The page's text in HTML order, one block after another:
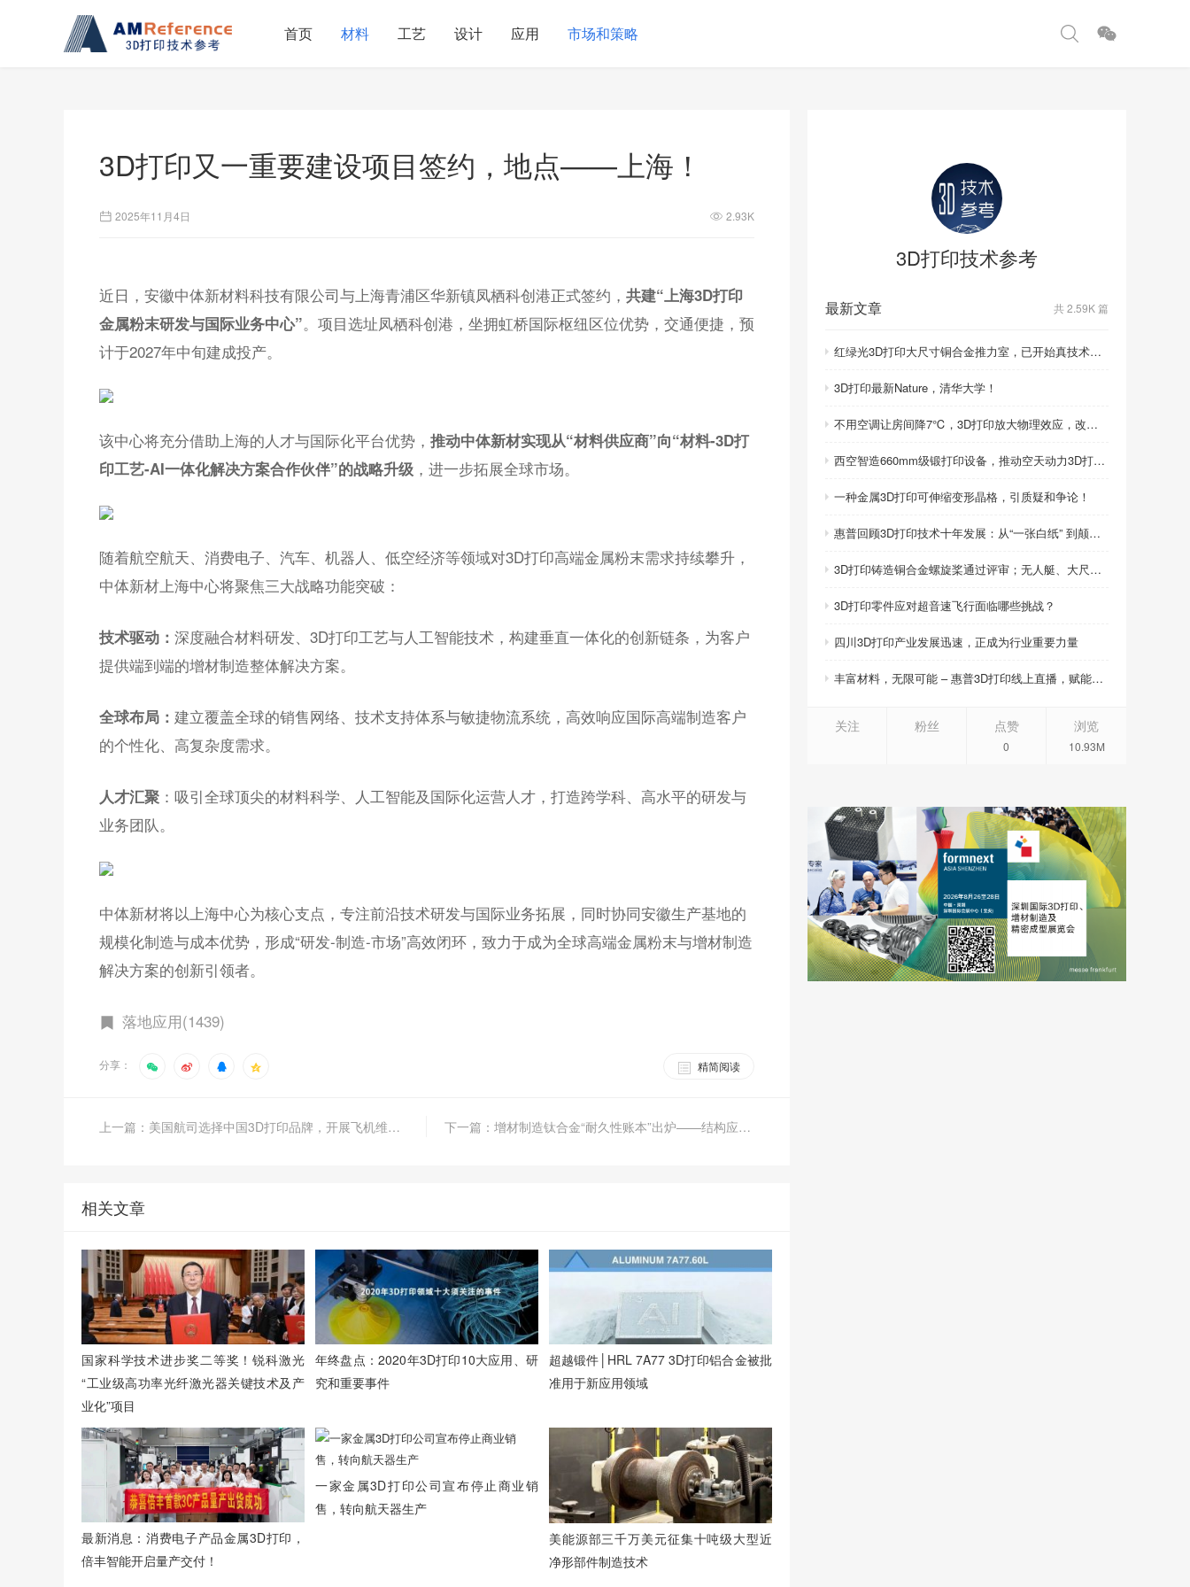
首页 材料 工艺 设计 应用 市场和策略
3D打印又一重要建设项目签约，地点——上海！
2025年11月4日 2.93K
近日，安徽中体新材料科技有限公司与上海青浦区华新镇凤栖科创港正式签约， 共建“上海3D打印
金属粉末研发与国际业务中心”。项目选址凤栖科创港，坐拥虹桥国际枢纽区位优势，交通便捷，预
计于2027年中旬建成投产。
该中心将充分借助上海的人才与国际化平台优势， 推动中体新材实现从“材料供应商”向“材料-3D打
印工艺-AI一体化解决方案合作伙伴”的战略升级 ，进一步拓展全球市场。
随着航空航天、消费电子、汽车、机器人、低空经济等领域对3D打印高端金属粉末需求持续攀升，
中体新材上海中心将聚焦三大战略功能突破：
技术驱动： 深度融合材料研发、3D打印工艺与人工智能技术，构建垂直一体化的创新链条，为客户
提供端到端的增材制造整体解决方案。
全球布局： 建立覆盖全球的销售网络、技术支持体系与敏捷物流系统，高效响应国际高端制造客户
的个性化、高复杂度需求。
人才汇聚 ：吸引全球顶尖的材料科学、人工智能及国际化运营人才，打造跨学科、高水平的研发与
业务团队。
中体新材将以上海中心为核心支点，专注前沿技术研发与国际业务拓展，同时协同安徽生产基地的
规模化制造与成本优势，形成“研发-制造-市场”高效闭环，致力于成为全球高端金属粉末与增材制造
解决方案的创新引领者。
落地应用(1439)
分享： 精简阅读
上一篇：美国航司选择中国3D打印品牌，开展飞机维修服务！ 下一篇：增材制造钛合金“耐久性账本”出炉——结构应用迎来可靠性加速
相关文章
国家科学技术进步奖二等奖！锐科激光
“工业级高功率光纤激光器关键技术及产
业化”项目
年终盘点：2020年3D打印10大应用、研
究和重要事件
超越锻件│HRL 7A77 3D打印铝合金被批
准用于新应用领域
最新消息：消费电子产品金属3D打印，
倍丰智能开启量产交付！
一家金属3D打印公司宣布停止商业销
售，转向航天器生产
美能源部三千万美元征集十吨级大型近
净形部件制造技术
3D打印技术参考
最新文章 共 2.59K 篇
红绿光3D打印大尺寸铜合金推力室，已开始真技术比拼！
3D打印最新Nature，清华大学！
不用空调让房间降7℃，3D打印放大物理效应，改写制冷模式
西空智造660mm级锻打印设备，推动空天动力3D打印智造升级
一种金属3D打印可伸缩变形晶格，引质疑和争论！
惠普回顾3D打印技术十年发展：从“一张白纸” 到颠覆性创新
3D打印铸造铜合金螺旋桨通过评审；无人艇、大尺寸热交换器3D打印；人民网报道两家3D打印企业
3D打印零件应对超音速飞行面临哪些挑战？
四川3D打印产业发展迅速，正成为行业重要力量
丰富材料，无限可能 – 惠普3D打印线上直播，赋能产品创新
关注 粉丝 点赞
0
浏览
10.93M